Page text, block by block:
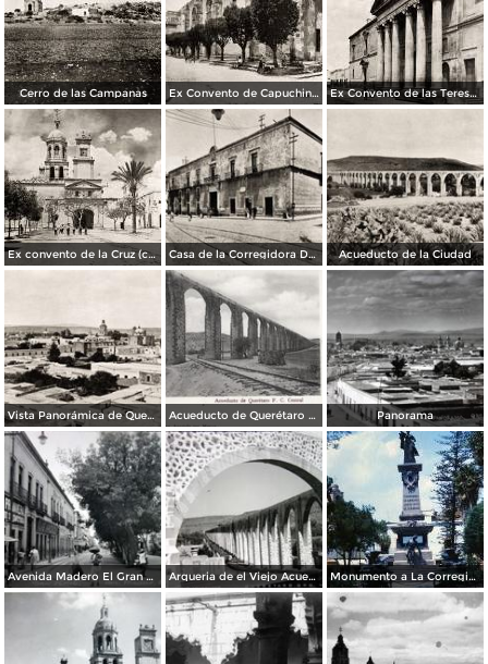
Cerro de las Campanas Ex Convento de Capuchinas Ex Convento de las Teresas
Ex convento de la Cruz (cuartel general de Maximiliano) Casa de la Corregidora Doña Josefa Ortiz de Domínguez Acueducto de la Ciudad
Vista Panorámica de Querétaro Acueducto de Querétaro y vías del Ferrocarril Central Panorama
Avenida Madero El Gran Hotel Arqueria de el Viejo Acueducto Monumento a La Corregidora de Queretaro Josefa Ortiz de Dominguez ( 1969 )